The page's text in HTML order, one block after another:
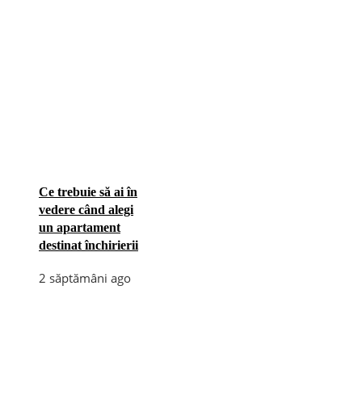
Ce trebuie să ai în
vedere când alegi
un apartament
destinat închirierii
2 săptămâni ago